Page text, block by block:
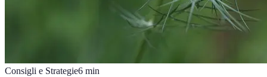
Consigli e Strategie6 min